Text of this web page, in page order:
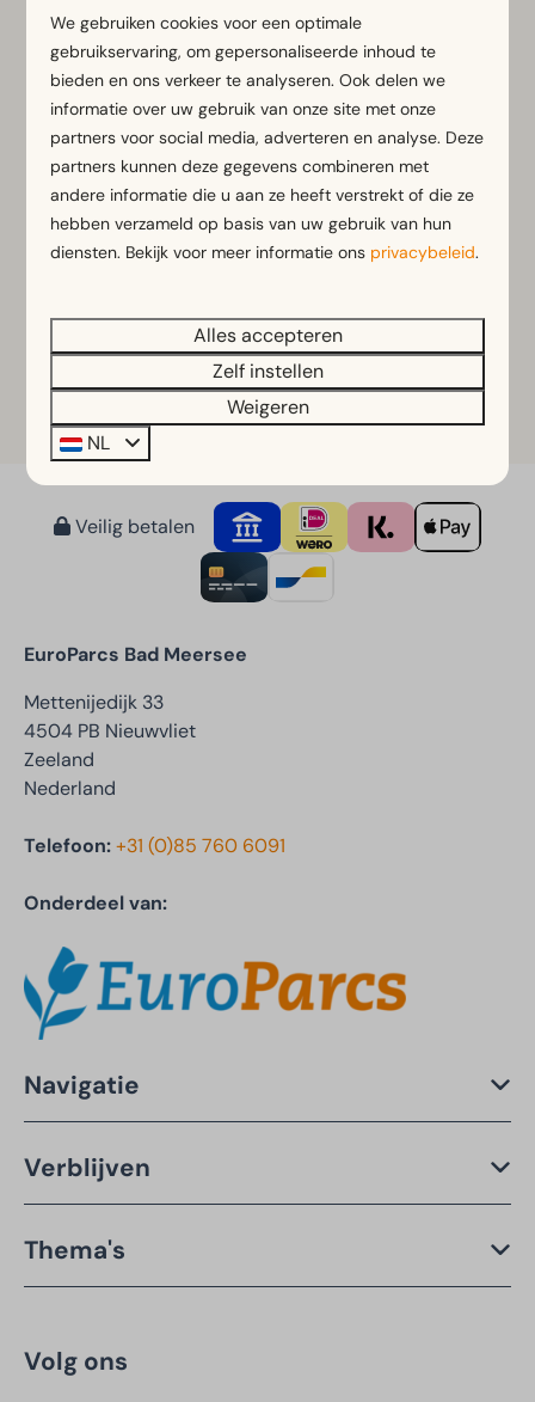
Je barbecue- of gourmetpakket wordt op de
afgesproken dag bij je accommodatie of
kampeerplaats bezorgd.
Ben je op dat moment niet aanwezig? Geen
probleem! Je kunt je bestelling tijdens de
openingstijden ophalen bij de receptie.
Geniet van een heerlijke en zorgeloze barbecue- of
gourmetavond tijdens je verblijf!
Veilig betalen
EuroParcs Bad Meersee
Mettenijedijk 33
4504 PB Nieuwvliet
Zeeland
Nederland
Telefoon:+31 (0)85 760 6091
Onderdeel van:
Navigatie
Verblijven
Thema's
Volg ons
We gebruiken cookies voor een optimale
gebruikservaring, om gepersonaliseerde inhoud te
bieden en ons verkeer te analyseren. Ook delen we
informatie over uw gebruik van onze site met onze
partners voor social media, adverteren en analyse. Deze
partners kunnen deze gegevens combineren met
andere informatie die u aan ze heeft verstrekt of die ze
hebben verzameld op basis van uw gebruik van hun
diensten. Bekijk voor meer informatie ons privacybeleid.
Alles accepteren
Zelf instellen
Weigeren
NL